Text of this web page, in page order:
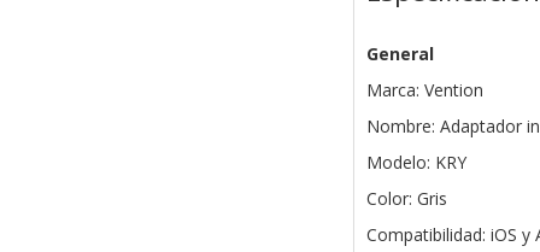
General
Marca: Vention
Nombre: Adaptador
Modelo: KRY
Color: Gris
Compatibilidad: iOS y